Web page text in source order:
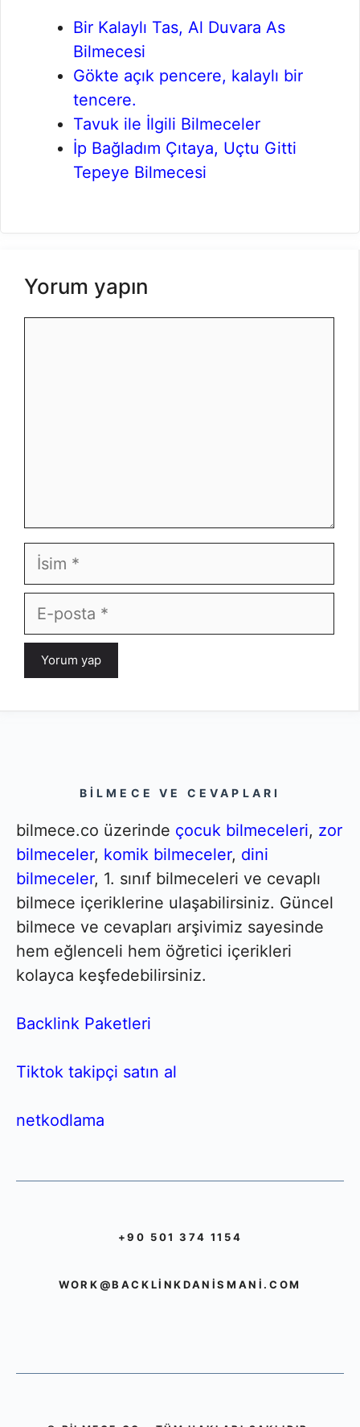
Bir Kalaylı Tas, Al Duvara As
Bilmecesi
Gökte açık pencere, kalaylı bir
tencere.
Tavuk ile İlgili Bilmeceler
İp Bağladım Çıtaya, Uçtu Gitti
Tepeye Bilmecesi
Yorum yapın
İsim
E-
posta
BILMECE VE CEVAPLARI
bilmece.co üzerinde çocuk bilmeceleri, zor
bilmeceler, komik bilmeceler, dini
bilmeceler, 1. sınıf bilmeceleri ve cevaplı
bilmece içeriklerine ulaşabilirsiniz. Güncel
bilmece ve cevapları arşivimiz sayesinde
hem eğlenceli hem öğretici içerikleri
kolayca keşfedebilirsiniz.
Backlink Paketleri
Tiktok takipçi satın al
netkodlama
+90 501 374 1154
WORK@BACKLINKDANISMANI.COM